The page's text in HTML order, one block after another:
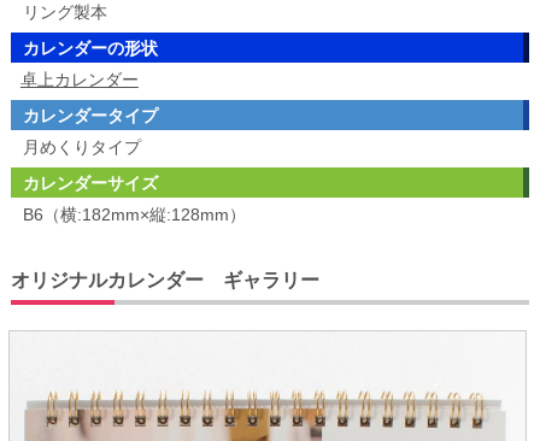
リング製本
カレンダーの形状
卓上カレンダー
カレンダータイプ
月めくりタイプ
カレンダーサイズ
B6（横:182mm×縦:128mm）
オリジナルカレンダー ギャラリー